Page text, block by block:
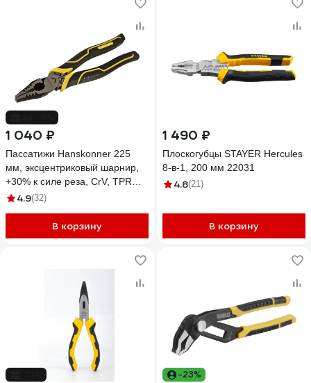
1 040 ₽
Пассатижи Hanskonner 225
мм, эксцентриковый шарнир,
+30% к силе реза, СrV, TPR
рукоятка HK1020-02-1-225
4.9(32)
В корзину
1 490 ₽
Плоскогубцы STAYER Hercules
8-в-1, 200 мм 22031
4.8(21)
В корзину
-23%